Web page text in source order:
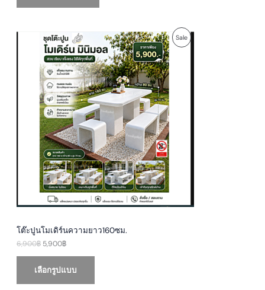
SaleP
S
โต๊ะปูนโมเดิร์นความยาว160ซม.
6,900฿
r
g
i
n
a
l
p
r
i
c
e
w
a
s
:
6
,
9
฿
5,900฿
u
r
r
e
n
t
p
r
i
c
e
i
s
:
5
,
9
0
0
เลือกรูปแบบ